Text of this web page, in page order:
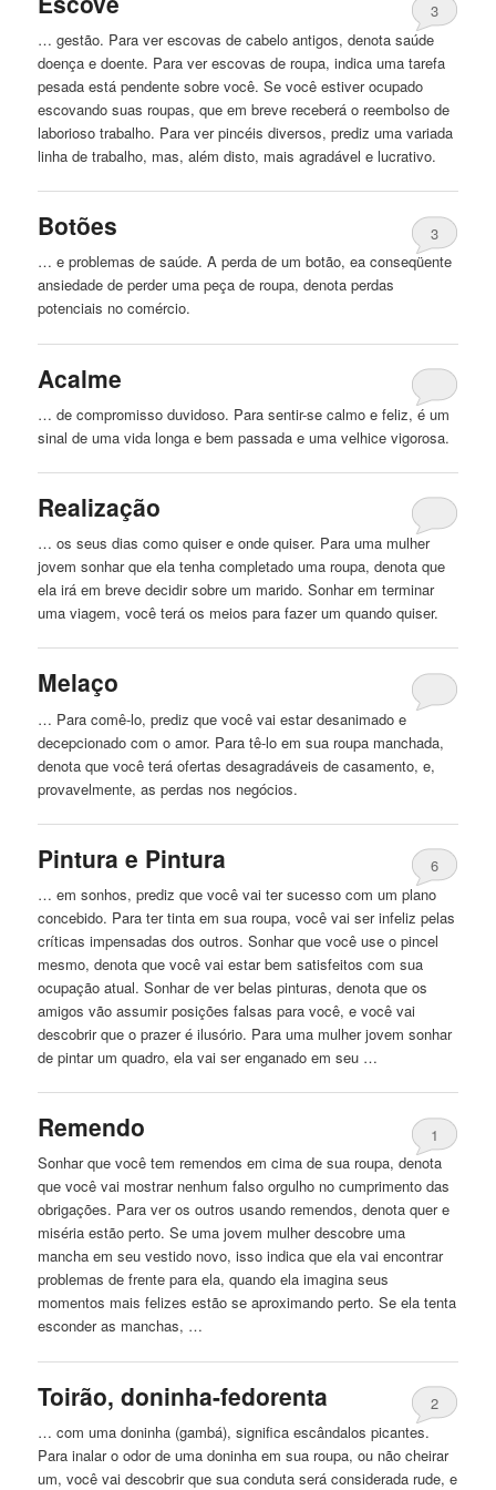
3
… gestão. Para ver escovas de cabelo antigos, denota saúde
doença e doente. Para ver escovas de roupa, indica uma tarefa
pesada está pendente sobre você. Se você estiver ocupado
escovando suas roupas, que em breve receberá o reembolso de
laborioso trabalho. Para ver pincéis diversos, prediz uma variada
linha de trabalho, mas, além disto, mais agradável e lucrativo.
Botões
3
… e problemas de saúde. A perda de um botão, ea conseqüente
ansiedade de perder uma peça de roupa, denota perdas
potenciais no comércio.
Acalme
… de compromisso duvidoso. Para sentir-se calmo e feliz, é um
sinal de uma vida longa e bempassada e uma velhice vigorosa.
Realização
… os seus dias como quiser e onde quiser. Para uma mulher
jovem sonhar que ela tenha completado uma roupa, denota que
ela irá em breve decidir sobre um marido. Sonhar em terminar
uma viagem, você terá os meios para fazer um quando quiser.
Melaço
… Para comê-lo, prediz que você vai estar desanimado e
decepcionado com o amor. Para tê-lo em sua roupa manchada,
denota que você terá ofertas desagradáveis ​​de casamento, e,
provavelmente, as perdas nos negócios.
Pintura e Pintura
6
… em sonhos, prediz que você vai ter sucesso com um plano
concebido. Para ter tinta em sua roupa, você vai ser infeliz pelas
críticas impensadas dos outros. Sonhar que você use o pincel
mesmo, denota que você vai estar bem satisfeitos com sua
ocupação atual. Sonhar de ver belas pinturas, denota que os
amigos vão assumir posições falsas para você, e você vai
descobrir que o prazer é ilusório. Para uma mulher jovem sonhar
de pintar um quadro, ela vai ser enganado em seu …
Remendo
1
Sonhar que você tem remendos em cima de sua roupa, denota
que você vai mostrar nenhum falso orgulho no cumprimento das
obrigações. Para ver os outros usando remendos, denota quer e
miséria estão perto. Se uma jovem mulher descobre uma
mancha em seu vestido novo, isso indica que ela vai encontrar
problemas de frente para ela, quando ela imagina seus
momentos mais felizes estão se aproximando perto. Se ela tenta
esconder as manchas, …
Toirão, doninha-fedorenta
2
… com uma doninha (gambá), significa escândalos picantes.
Para inalar o odor de uma doninha em sua roupa, ou não cheirar
um, você vai descobrir que sua conduta será considerada rude, e